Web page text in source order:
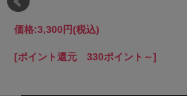
価格:3,300円(税込)
[ポイント還元 330ポイント～]